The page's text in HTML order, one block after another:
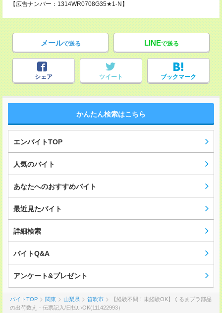
【広告ナンバー：1314WR0708G35★1-N】
メールで送る LINEで送る
シェア ツイート ブックマーク
かんたん検索はこちら
エンバイトTOP
人気のバイト
あなたへのおすすめバイト
最近見たバイト
詳細検索
バイトQ&A
アンケート&プレゼント
バイトTOP 関東 山梨県 笛吹市
【経験不問！未経験OK】くるまプラ部品
の出荷数え・伝票記入/日払いOK(111422993）